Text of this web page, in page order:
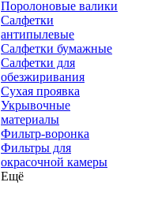
Поролоновые валики
Салфетки
антипылевые
Салфетки бумажные
Салфетки для
обезжиривания
Сухая проявка
Укрывочные
материалы
Фильтр-воронка
Фильтры для
окрасочной камеры
Ещё